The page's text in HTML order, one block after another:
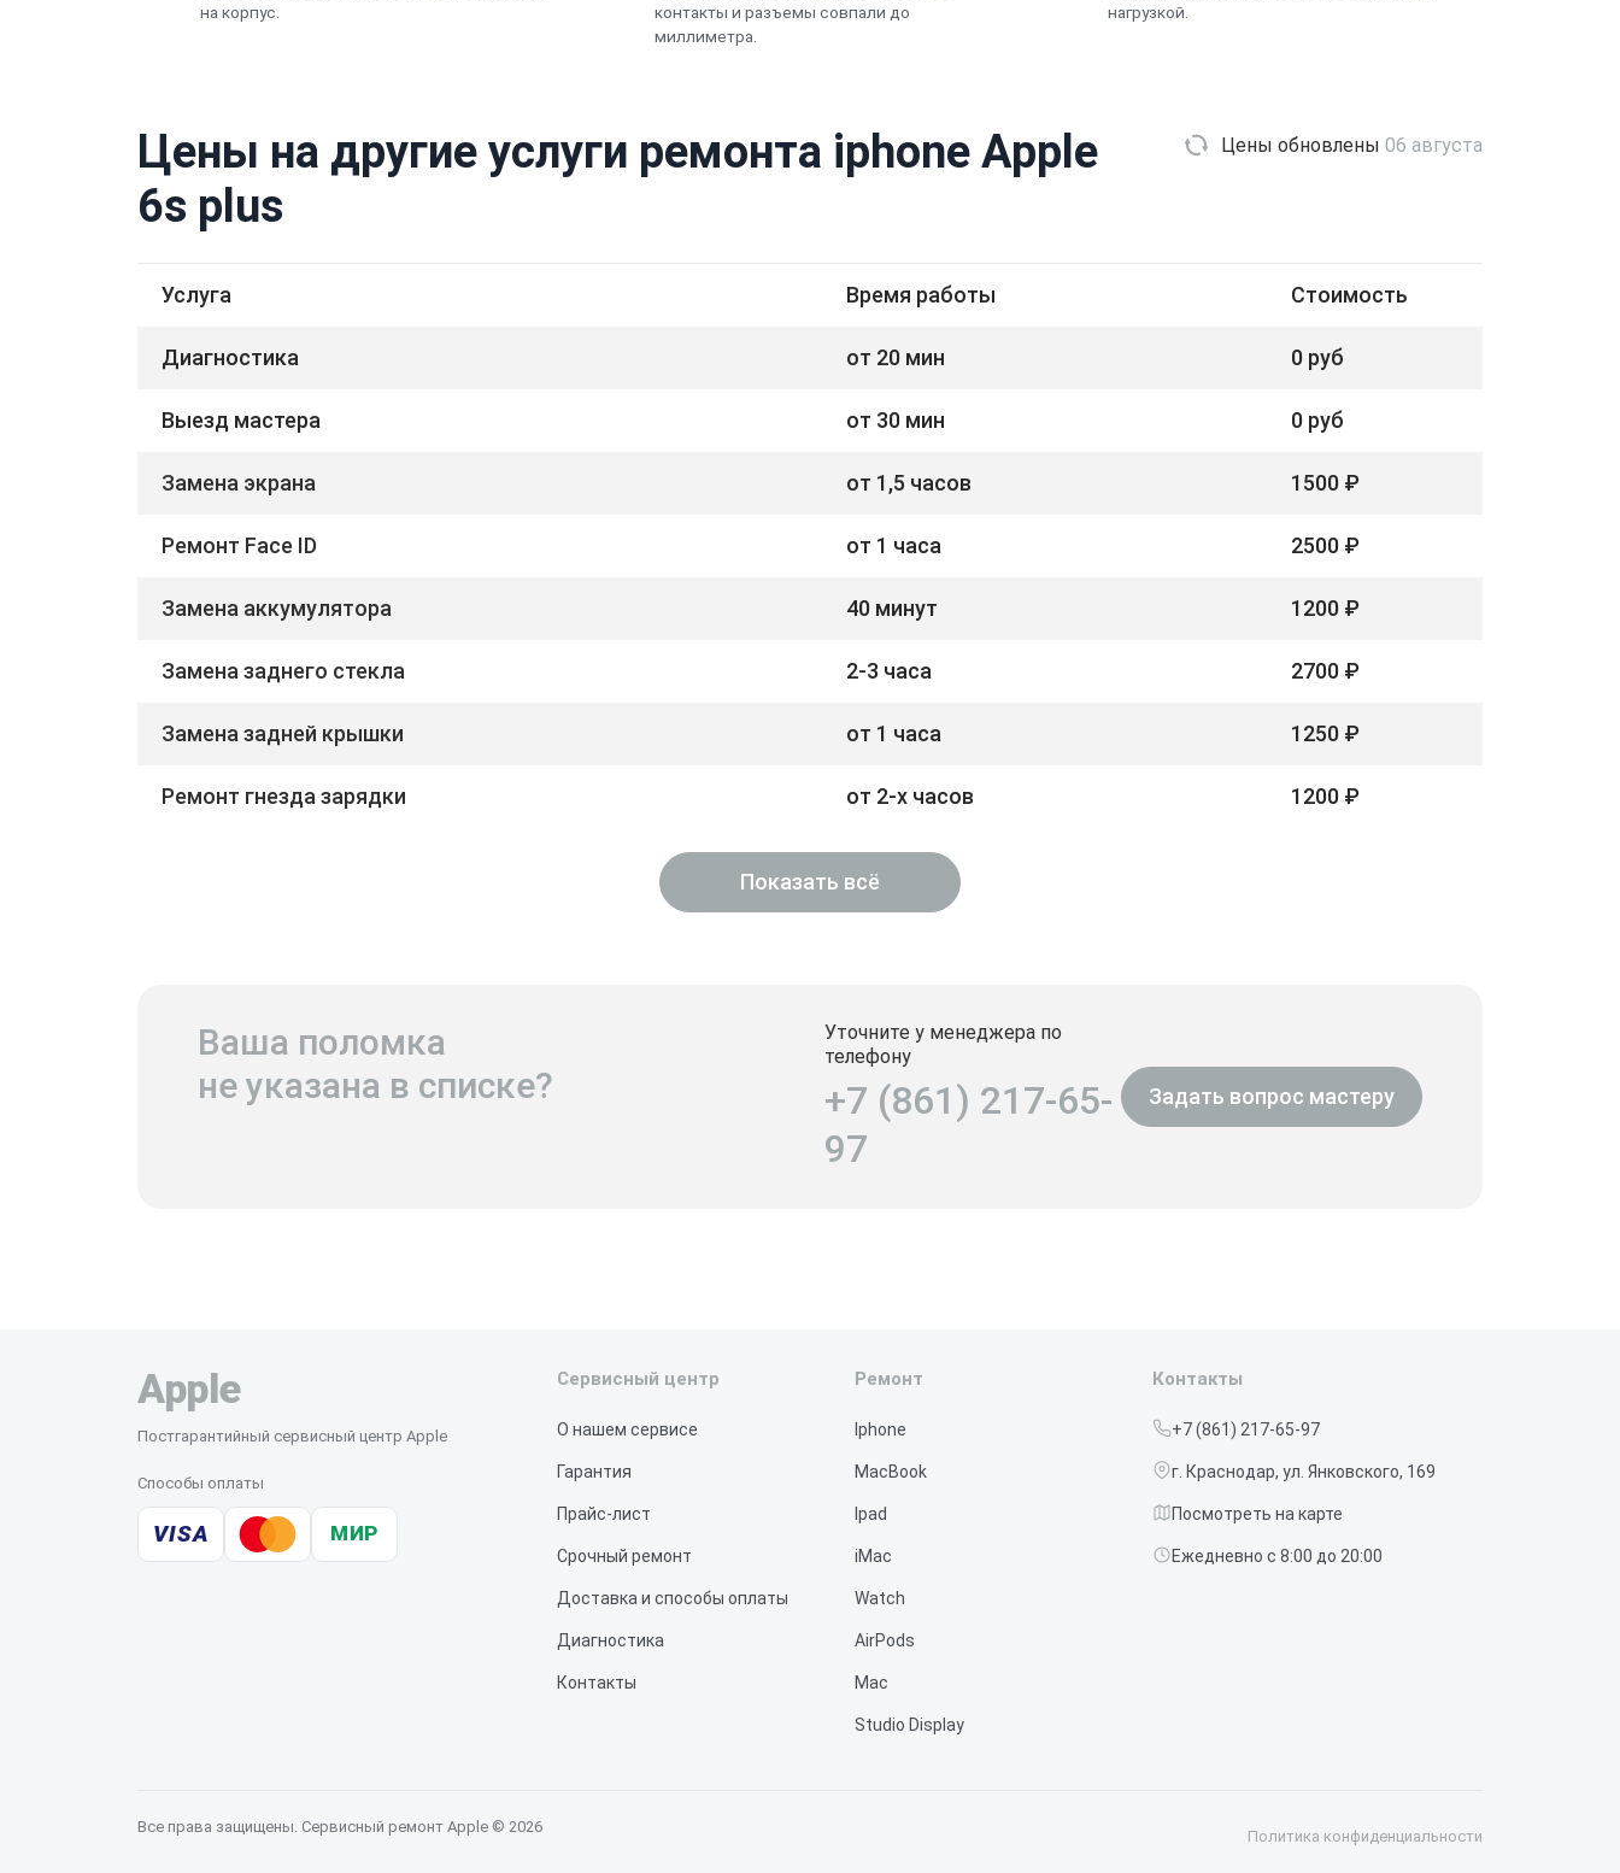
на корпус.
контакты и разъемы совпали до
миллиметра.
нагрузкой.
Цены на другие услуги ремонта iphone Apple
6s plus
Цены обновлены 06 августа
Услуга Время работы Стоимость
Диагностика от 20 мин 0 руб
Выезд мастера от 30 мин 0 руб
Замена экрана от 1,5 часов 1500 ₽
Ремонт Face ID от 1 часа 2500 ₽
Замена аккумулятора 40 минут 1200 ₽
Замена заднего стекла 2-3 часа 2700 ₽
Замена задней крышки от 1 часа 1250 ₽
Ремонт гнезда зарядки от 2-х часов 1200 ₽
Показать всё
Ваша поломка
не указана в списке?
Уточните у менеджера по
телефону
+7 (861) 217-65-
97
Задать вопрос мастеру
Apple
Постгарантийный сервисный центр Apple
Способы оплаты
VISA МИР
Сервисный центр
О нашем сервисе
Гарантия
Прайс-лист
Срочный ремонт
Доставка и способы оплаты
Диагностика
Контакты
Ремонт
Iphone
MacBook
Ipad
iMac
Watch
AirPods
Mac
Studio Display
Контакты
+7 (861) 217-65-97
г. Краснодар, ул. Янковского, 169
Посмотреть на карте
Ежедневно с 8:00 до 20:00
Все права защищены. Сервисный ремонт Apple © 2026
Политика конфиденциальности